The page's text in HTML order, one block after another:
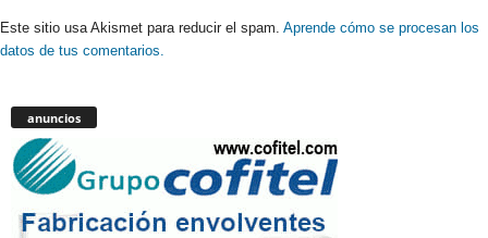
Este sitio usa Akismet para reducir el spam. Aprende cómo se procesan los
datos de tus comentarios.
anuncios